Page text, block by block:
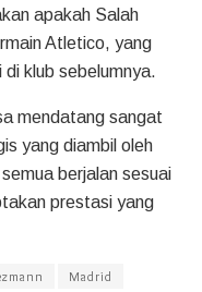
apakah Salah
Atletico, yang
klub sebelumnya.
mendatang sangat
yang diambil oleh
berjalan sesuai
prestasi yang
Madrid